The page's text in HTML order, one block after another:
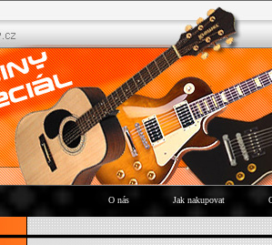
O nás Jak nakupovat